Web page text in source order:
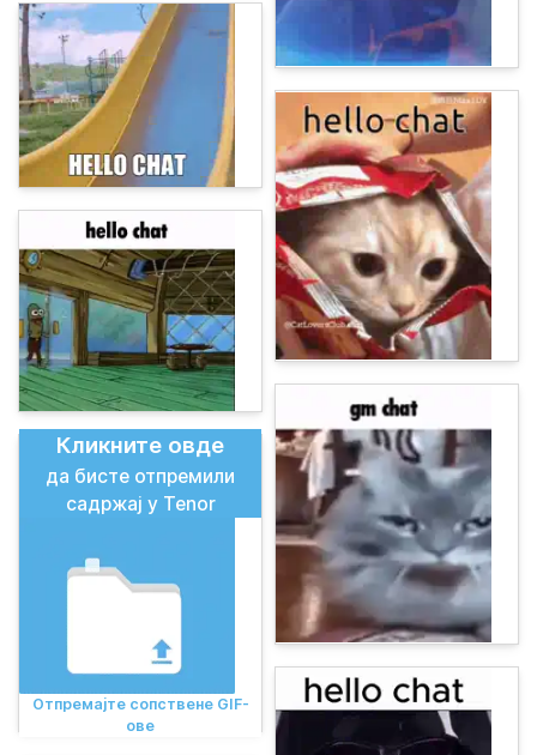
Кликните овде
да бисте отпремили
садржај у Tenor
Отпремајте сопствене GIF-
ове